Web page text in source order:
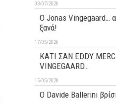
03/07/2026
O Jonas Vingegaard…
ξανά!
17/05/2026
ΚΑΤΙ ΣΑΝ EDDY
VINGEGAARD…
15/05/2026
O Davide Ballerini